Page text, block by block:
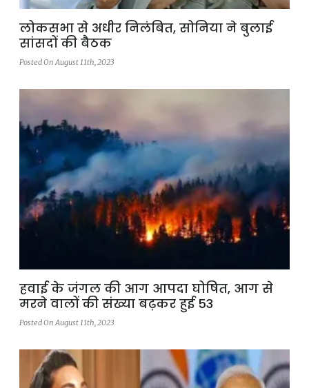
लोकसभा से अधीर निलंबित, सोनिया ने बुलाई
सांसदों की बैठक
Posted On August 11th, 2023
हवाई के जंगल की आग आपदा घोषित, आग से
मरने वालों की संख्या बढ़कर हुई 53
Posted On August 11th, 2023